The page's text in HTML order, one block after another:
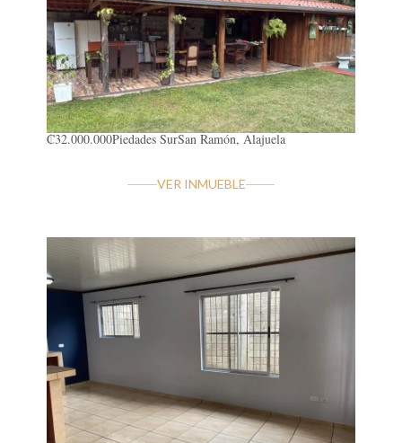
₡32.000.000Piedades SurSan Ramón, Alajuela
VER INMUEBLE